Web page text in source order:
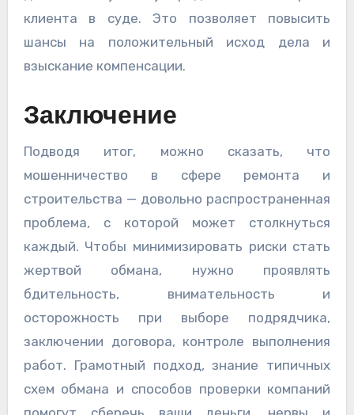
клиента в суде. Это позволяет повысить
шансы на положительный исход дела и
взыскание компенсации.
Заключение
Подводя итог, можно сказать, что
мошенничество в сфере ремонта и
строительства — довольно распространенная
проблема, с которой может столкнуться
каждый. Чтобы минимизировать риски стать
жертвой обмана, нужно проявлять
бдительность, внимательность и
осторожность при выборе подрядчика,
заключении договора, контроле выполнения
работ. Грамотный подход, знание типичных
схем обмана и способов проверки компаний